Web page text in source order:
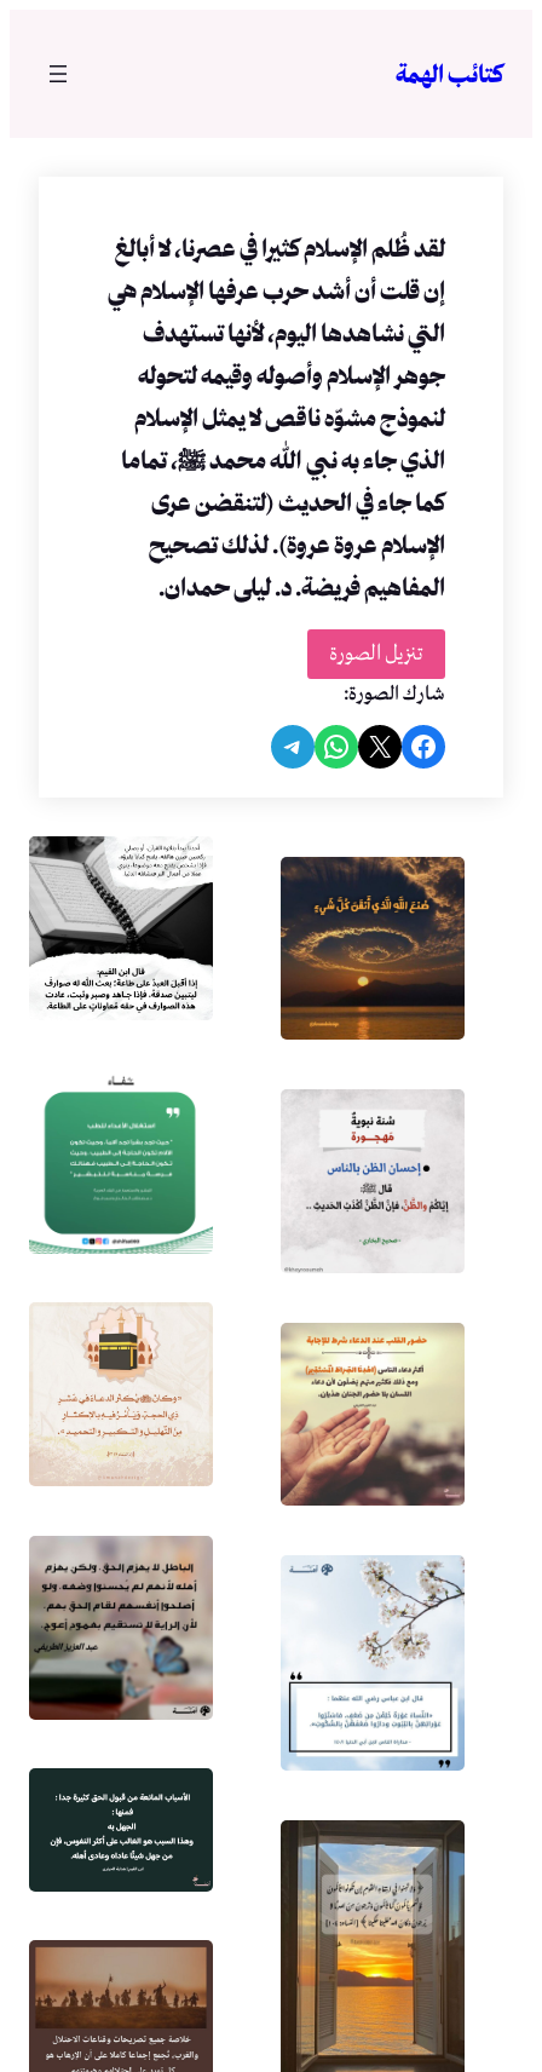
المحتوى
كتائب الهمة
لقد ظُلم الإسلام كثيرا في عصرنا، لا أبالغ
إن قلت أن أشد حرب عرفها الإسلام هي
التي نشاهدها اليوم، لأنها تستهدف
جوهر الإسلام وأصوله وقيمه لتحوله
لنموذج مشوّه ناقص لا يمثل الإسلام
الذي جاء به نبي الله محمد ﷺ، تماما
كما جاء في الحديث (لتنقضن عرى
الإسلام عروة عروة). لذلك تصحيح
المفاهيم فريضة. د. ليلى حمدان.
تنزيل الصورة
شارك الصورة:
Share on Facebook
Share on X
Share on WhatsApp
Share on Telegram